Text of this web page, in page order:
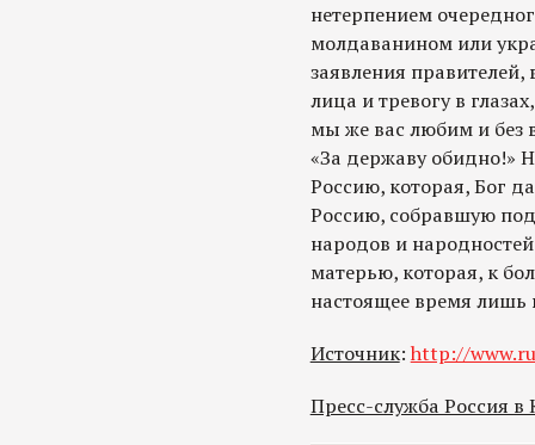
нетерпением
молдаванином или
заявления
лица и тревогу в
мы же вас любим и без
«За державу обидно!»
Россию, которая, Бог
Россию, собравшую
народов и
матерью, которая, к
настоящее время лишь
Источник: http://
Пресс-служба Россия в